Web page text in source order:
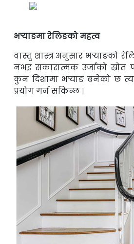
भर्‍याङमा रेलिङको महत्व
वास्तु शास्त्र अनुसार भर्‍याङको
नभइ सकारात्मक उर्जाको स्रोत
कुन दिशामा भर्‍याङ बनेको छ
प्रयोग गर्न सकिन्छ ।